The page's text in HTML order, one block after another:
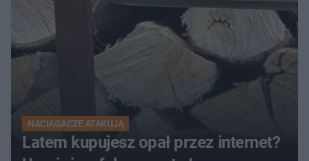
NACIĄGACZE ATAKUJĄ
Latem kupujesz opał przez internet?